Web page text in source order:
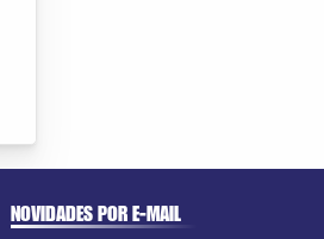
NOVIDADES POR E-MAIL